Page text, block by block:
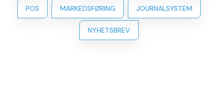
POS MARKEDSFØRING JOURNALSYSTEM
NYHETSBREV